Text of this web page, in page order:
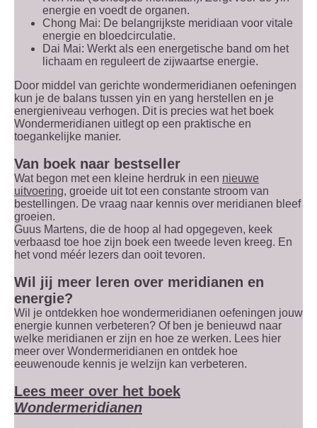
energie en voedt de organen.
Chong Mai: De belangrijkste meridiaan voor vitale
energie en bloedcirculatie.
Dai Mai: Werkt als een energetische band om het
lichaam en reguleert de zijwaartse energie.
Door middel van gerichte wondermeridianen oefeningen
kun je de balans tussen yin en yang herstellen en je
energieniveau verhogen. Dit is precies wat het boek
Wondermeridianen uitlegt op een praktische en
toegankelijke manier.
Van boek naar bestseller
Wat begon met een kleine herdruk in een nieuwe
uitvoering, groeide uit tot een constante stroom van
bestellingen. De vraag naar kennis over meridianen bleef
groeien.
Guus Martens, die de hoop al had opgegeven, keek
verbaasd toe hoe zijn boek een tweede leven kreeg. En
het vond méér lezers dan ooit tevoren.
Wil jij meer leren over meridianen en
energie?
Wil je ontdekken hoe wondermeridianen oefeningen jouw
energie kunnen verbeteren? Of ben je benieuwd naar
welke meridianen er zijn en hoe ze werken. Lees hier
meer over Wondermeridianen en ontdek hoe
eeuwenoude kennis je welzijn kan verbeteren.
Lees meer over het boek
Wondermeridianen